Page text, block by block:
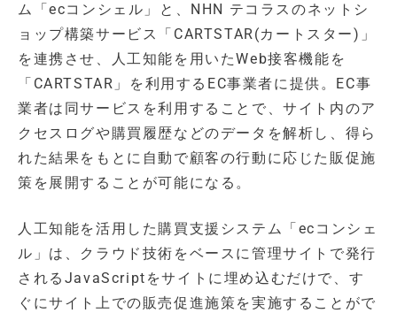
ム「ecコンシェル」と、NHN テコラスのネットシ
ョップ構築サービス「CARTSTAR(カートスター)」
を連携させ、人工知能を用いたWeb接客機能を
「CARTSTAR」を利用するEC事業者に提供。EC事
業者は同サービスを利用することで、サイト内のア
クセスログや購買履歴などのデータを解析し、得ら
れた結果をもとに自動で顧客の行動に応じた販促施
策を展開することが可能になる。
人工知能を活用した購買支援システム「ecコンシェ
ル」は、クラウド技術をベースに管理サイトで発行
されるJavaScriptをサイトに埋め込むだけで、す
ぐにサイト上での販売促進施策を実施することがで